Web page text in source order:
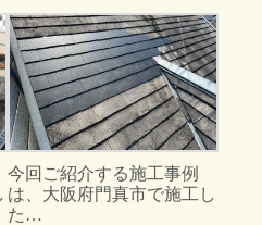
今回ご紹介する施工事例
は、大阪府門真市で施工し
た…